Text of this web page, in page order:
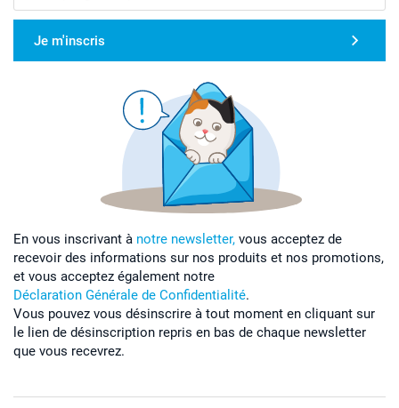
Je m'inscris
En vous inscrivant à notre newsletter, vous acceptez de
recevoir des informations sur nos produits et nos promotions,
et vous acceptez également notre
Déclaration Générale de Confidentialité.
Vous pouvez vous désinscrire à tout moment en cliquant sur
le lien de désinscription repris en bas de chaque newsletter
que vous recevrez.